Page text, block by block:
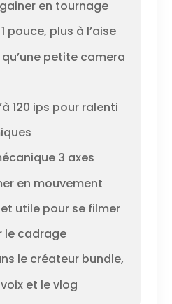
en tournage
pouce, plus à l’aise
petite camera
120 ips pour ralenti
3 axes
en mouvement
utile pour se filmer
le cadrage
le créateur bundle,
et le vlog